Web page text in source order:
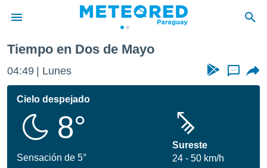
de
ha
calidad.
a este
Tiempo en Dos de Mayo
04:49 Lunes ...
Cielo despejado
8°
Sensación de 5°
Sureste
24
50 km/h